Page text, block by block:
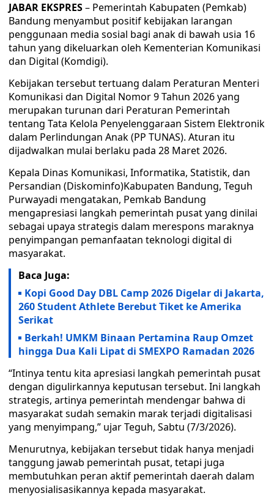
JABAR EKSPRES– Pemerintah Kabupaten (Pemkab)
Bandung menyambut positif kebijakan larangan
penggunaan media sosial bagi anak di bawah usia 16
tahun yang dikeluarkan oleh Kementerian Komunikasi
dan Digital (Komdigi).
Kebijakan tersebut tertuang dalam Peraturan Menteri
Komunikasi dan Digital Nomor 9 Tahun 2026 yang
merupakan turunan dari Peraturan Pemerintah
tentang Tata Kelola Penyelenggaraan Sistem Elektronik
dalam Perlindungan Anak (PP TUNAS). Aturan itu
dijadwalkan mulai berlaku pada 28 Maret 2026.
Kepala Dinas Komunikasi, Informatika, Statistik, dan
Persandian (Diskominfo)Kabupaten Bandung, Teguh
Purwayadi mengatakan, Pemkab Bandung
mengapresiasi langkah pemerintah pusat yang dinilai
sebagai upaya strategis dalam merespons maraknya
penyimpangan pemanfaatan teknologi digital di
masyarakat.
Baca Juga:
Kopi Good Day DBL Camp 2026 Digelar di Jakarta,
260 Student Athlete Berebut Tiket ke Amerika
Serikat
Berkah! UMKM Binaan Pertamina Raup Omzet
hingga Dua Kali Lipat di SMEXPO Ramadan 2026
“Intinya tentu kita apresiasi langkah pemerintah pusat
dengan digulirkannya keputusan tersebut. Ini langkah
strategis, artinya pemerintah mendengar bahwa di
masyarakat sudah semakin marak terjadi digitalisasi
yang menyimpang,” ujar Teguh, Sabtu (7/3/2026).
Menurutnya, kebijakan tersebut tidak hanya menjadi
tanggung jawab pemerintah pusat, tetapi juga
membutuhkan peran aktif pemerintah daerah dalam
menyosialisasikannya kepada masyarakat.